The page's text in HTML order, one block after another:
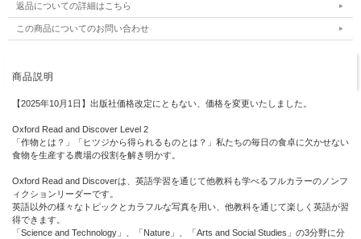
返品についての詳細はこちら
この商品についてのお問い合わせ
商品説明
【2025年10月1日】出版社価格改定にともない、価格を変更いたしました。
Oxford Read and Discover Level 2
「作物とは？」「ヒツジから得られるものとは？」私たちの毎日の食卓に欠かせない
食物を生産する農場の役割を解き明かす。
Oxford Read and Discoverは、英語学習を通じて他教科も学べるフルカラーのノンフ
ィクションリーダーです。
英語以外の様々なトピックとカラフルな写真を用い、他教科を通じて楽しく英語が習
得できます。
「Science and Technology」、「Nature」、「Arts and Social Studies」の3分野に分